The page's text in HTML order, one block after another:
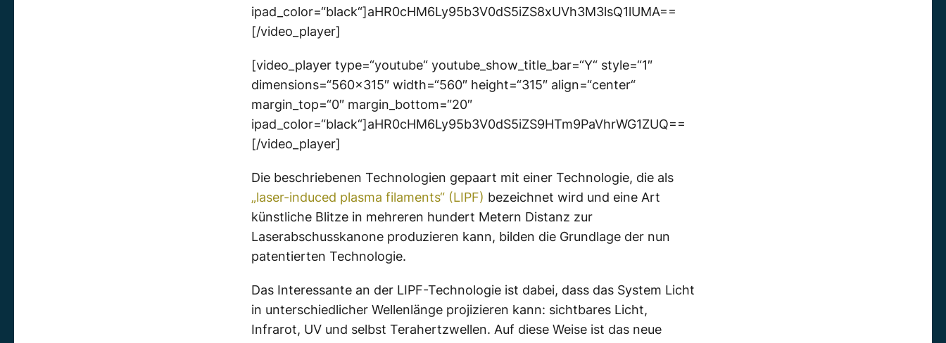
ipad_color=“black“]aHR0cHM6Ly95b3V0dS5iZS8xUVh3M3lsQ1lUMA==
[/video_player]
[video_player type=“youtube“ youtube_show_title_bar=“Y“ style=“1″
dimensions=“560×315″ width=“560″ height=“315″ align=“center“
margin_top=“0″ margin_bottom=“20″
ipad_color=“black“]aHR0cHM6Ly95b3V0dS5iZS9HTm9PaVhrWG1ZUQ==
[/video_player]
Die beschriebenen Technologien gepaart mit einer Technologie, die als
„laser-induced plasma filaments“ (LIPF) bezeichnet wird und eine Art
künstliche Blitze in mehreren hundert Metern Distanz zur
Laserabschusskanone produzieren kann, bilden die Grundlage der nun
patentierten Technologie.
Das Interessante an der LIPF-Technologie ist dabei, dass das System Licht
in unterschiedlicher Wellenlänge projizieren kann: sichtbares Licht,
Infrarot, UV und selbst Terahertzwellen. Auf diese Weise ist das neue